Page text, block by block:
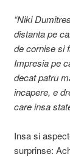
“Niki
distanta pe
de cornise si
Impresia pe
decat patru
incapere, e
care insa
Insa si
surprinse: